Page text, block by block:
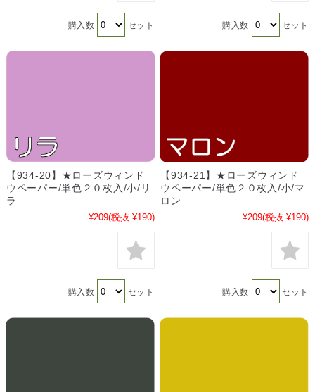
購入数 セット 購入数 セット
【934-20】★ローズウィンド
ウペーパー/単色２０枚入/小/リ
ラ
¥209(税抜 ¥190)
購入数 セット
【934-21】★ローズウィンド
ウペーパー/単色２０枚入/小/マ
ロン
¥209(税抜 ¥190)
購入数 セット